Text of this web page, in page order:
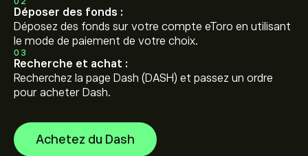
Déposer des fonds :
Déposez des fonds sur votre compte eToro en utilisant
le mode de paiement de votre choix.
03
Recherche et achat :
Recherchez la page Dash (DASH) et passez un ordre
pour acheter Dash.
Achetez du Dash